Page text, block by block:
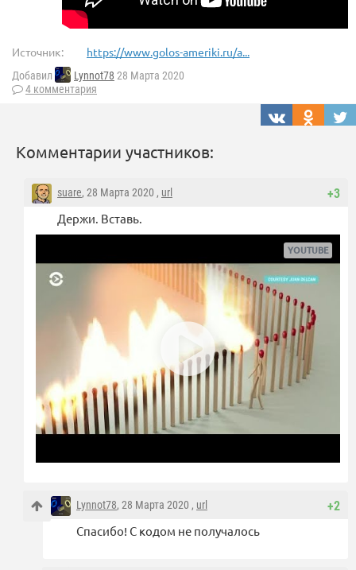
Источник: https://www.golos-ameriki.ru/a...
Добавил Lynnot78 28 Марта 2020
4 комментария
Комментарии участников:
+3
suare, 28 Марта 2020 , url
Держи. Вставь.
+2
Lynnot78, 28 Марта 2020 , url
Спасибо! С кодом не получалось